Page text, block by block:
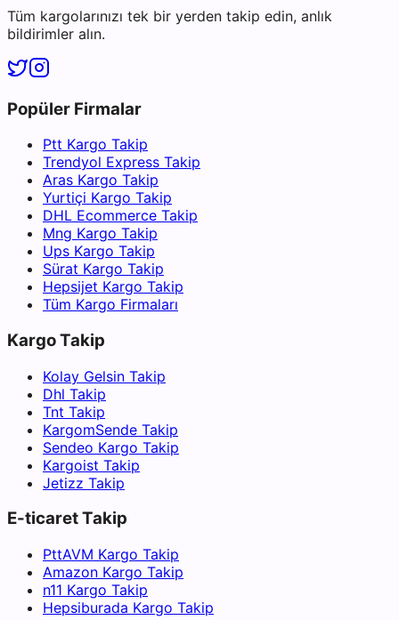
Tüm kargolarınızı tek bir yerden takip edin, anlık
bildirimler alın.
Popüler Firmalar
Ptt Kargo Takip
Trendyol Express Takip
Aras Kargo Takip
Yurtiçi Kargo Takip
DHL Ecommerce Takip
Mng Kargo Takip
Ups Kargo Takip
Sürat Kargo Takip
Hepsijet Kargo Takip
Tüm Kargo Firmaları
Kargo Takip
Kolay Gelsin Takip
Dhl Takip
Tnt Takip
KargomSende Takip
Sendeo Kargo Takip
Kargoist Takip
Jetizz Takip
E-ticaret Takip
PttAVM Kargo Takip
Amazon Kargo Takip
n11 Kargo Takip
Hepsiburada Kargo Takip